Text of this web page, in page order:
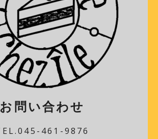
お問い合わせ
461-9876